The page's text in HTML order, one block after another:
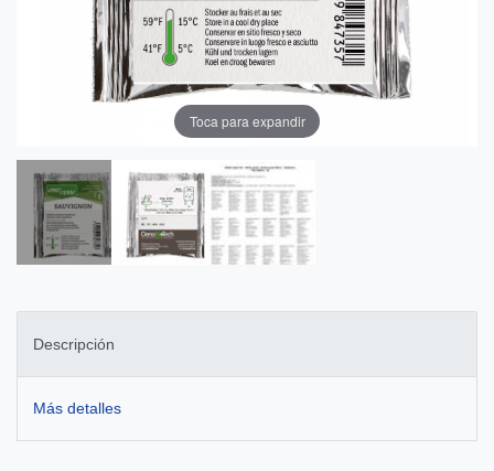
Toca para expandir
Descripción
Más detalles